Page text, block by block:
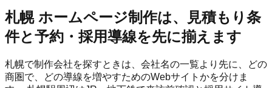
札幌 ホームページ制作は、見積もり条
件と予約・採用導線を先に揃えます
札幌で制作会社を探すときは、会社名の一覧より先に、どの
商圏で、どの導線を増やすためのWebサイトかを分けま